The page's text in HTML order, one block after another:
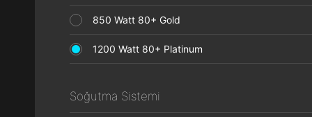
850 Watt 80+ Gold
1200 Watt 80+ Platinum
Soğutma Sistemi